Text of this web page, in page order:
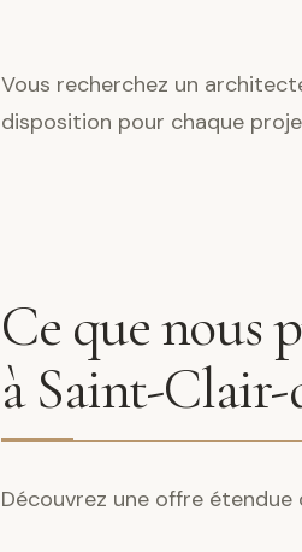
Vous recherchez un
disposition pour chaque
Ce que nous
à Saint-
Découvrez une offre